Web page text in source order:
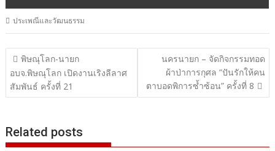
ประเพณีและวัฒนธรรม
แนะแนว
เรื่อง
พิษณุโลก-นายก
อบจ.พิษณุโลก เปิดงานเริงลีลาศ
สัมพันธ์ ครั้งที่ 21
นครนายก – จัดกิจกรรมทอด
ผ้าป่าการกุศล “ปันรักให้คน
ตาบอดพิการซ้ำซ้อน” ครั้งที่ 8
Related posts